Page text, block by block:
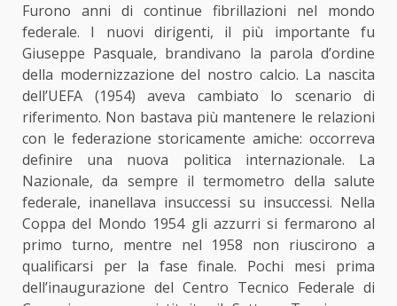
Furono anni di continue fibrillazioni nel mondo
federale. I nuovi dirigenti, il più importante fu
Giuseppe Pasquale, brandivano la parola d’ordine
della modernizzazione del nostro calcio. La nascita
dell’UEFA (1954) aveva cambiato lo scenario di
riferimento. Non bastava più mantenere le relazioni
con le federazione storicamente amiche: occorreva
definire una nuova politica internazionale. La
Nazionale, da sempre il termometro della salute
federale, inanellava insuccessi su insuccessi. Nella
Coppa del Mondo 1954 gli azzurri si fermarono al
primo turno, mentre nel 1958 non riuscirono a
qualificarsi per la fase finale. Pochi mesi prima
dell’inaugurazione del Centro Tecnico Federale di